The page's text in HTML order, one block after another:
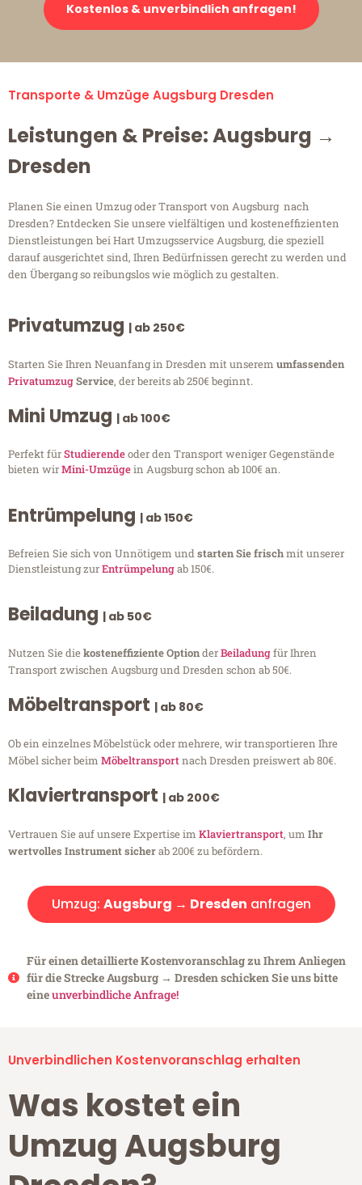
Kostenlos & unverbindlich anfragen!
Transporte & Umzüge Augsburg Dresden
Leistungen & Preise: Augsburg →
Dresden
Planen Sie einen Umzug oder Transport von Augsburg nach
Dresden? Entdecken Sie unsere vielfältigen und kosteneffizienten
Dienstleistungen bei Hart Umzugsservice Augsburg, die speziell
darauf ausgerichtet sind, Ihren Bedürfnissen gerecht zu werden und
den Übergang so reibungslos wie möglich zu gestalten.
Privatumzug | ab 250€
Starten Sie Ihren Neuanfang in Dresden mit unserem umfassenden
PrivatumzugService, der bereits ab 250€ beginnt.
Mini Umzug | ab 100€
Perfekt fürStudierendeoder den Transport weniger Gegenstände
bieten wirMini-Umzügein Augsburg schon ab 100€ an.
Entrümpelung | ab 150€
Befreien Sie sich von Unnötigem undstarten Sie frischmit unserer
Dienstleistung zurEntrümpelungab 150€.
Beiladung | ab 50€
Nutzen Sie diekosteneffiziente OptionderBeiladungfür Ihren
Transport zwischen Augsburg und Dresden schon ab 50€.
Möbeltransport | ab 80€
Ob ein einzelnes Möbelstück oder mehrere, wir transportieren Ihre
Möbel sicher beim Möbeltransportnach Dresden preiswert ab 80€.
Klaviertransport | ab 200€
Vertrauen Sie auf unsere Expertise im Klaviertransport, um Ihr
wertvolles Instrument sicherab 200€ zu befördern.
Umzug: Augsburg → Dresden anfragen
Für einen detaillierte Kostenvoranschlag zu Ihrem Anliegen
für die Strecke Augsburg → Dresden schicken Sie uns bitte
eineunverbindliche Anfrage!
Unverbindlichen Kostenvoranschlag erhalten
Was kostet ein
Umzug Augsburg